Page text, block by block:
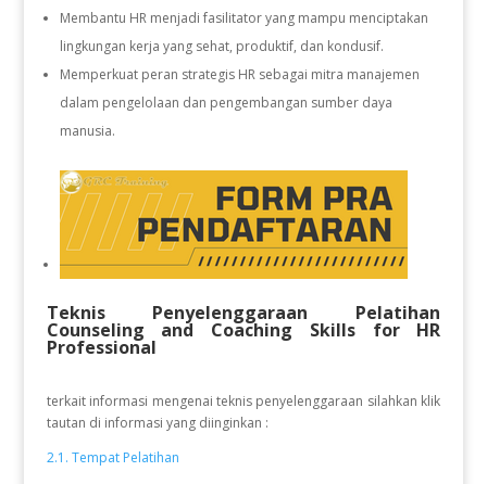
Membantu HR menjadi fasilitator yang mampu menciptakan
lingkungan kerja yang sehat, produktif, dan kondusif.
Memperkuat peran strategis HR sebagai mitra manajemen
dalam pengelolaan dan pengembangan sumber daya
manusia.
Teknis Penyelenggaraan Pelatihan
Counseling and Coaching Skills for HR
Professional
terkait informasi mengenai teknis penyelenggaraan silahkan klik
tautan di informasi yang diinginkan :
2.1. Tempat Pelatihan